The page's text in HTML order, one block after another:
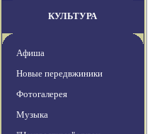
КУЛЬТУРА
Афиша
Новые передвжиники
Фотогалерея
Музыка